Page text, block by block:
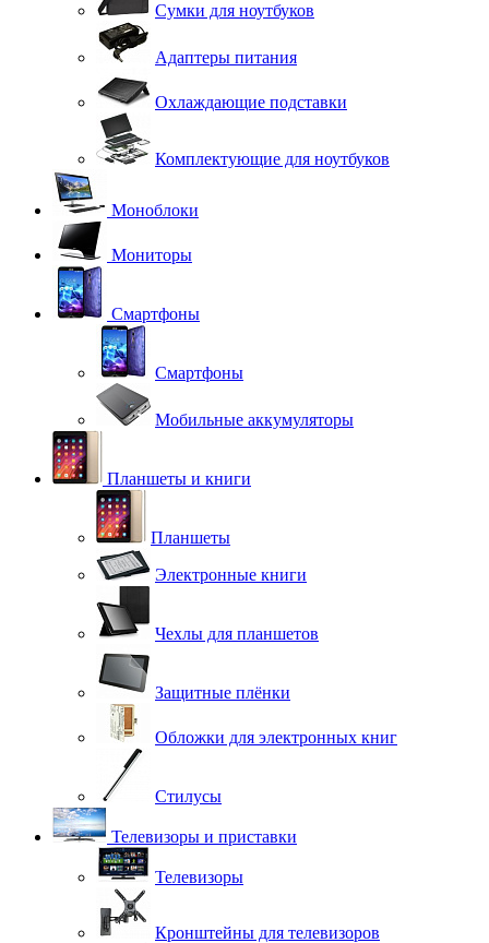
Сумки для ноутбуков
Адаптеры питания
Охлаждающие подставки
Комплектующие для ноутбуков
Моноблоки
Мониторы
Смартфоны
Смартфоны
Мобильные аккумуляторы
Планшеты и книги
Планшеты
Электронные книги
Чехлы для планшетов
Защитные плёнки
Обложки для электронных книг
Стилусы
Телевизоры и приставки
Телевизоры
Кронштейны для телевизоров